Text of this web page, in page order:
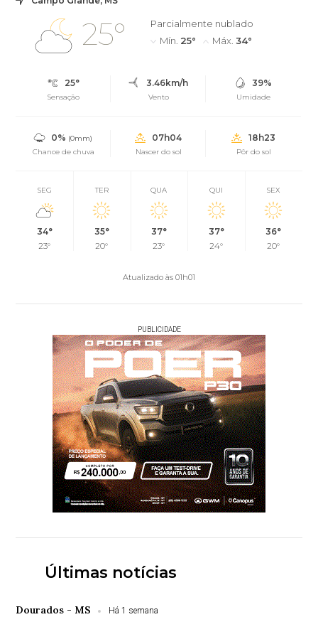
25°
Parcialmente nublado
Mín. 25° Máx. 34°
25°
Sensação
3.46km/h
Vento
39%
Umidade
0% (0mm)
Chance de chuva
07h04
Nascer do sol
18h23
Pôr do sol
SEG
34°
23°
TER
35°
20°
QUA
37°
23°
QUI
37°
24°
SEX
36°
20°
Atualizado às 01h01
PUBLICIDADE
Últimas notícias
Dourados - MS Há 1 semana